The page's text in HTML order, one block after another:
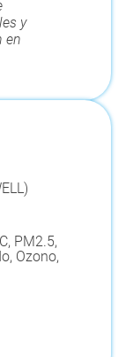
y
en
)
PM2.5,
Ozono,